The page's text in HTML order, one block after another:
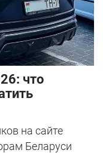
что
на сайте
Беларуси